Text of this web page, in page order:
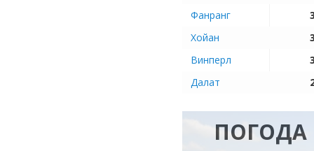
Фанранг
Хойан
Винперл
Далат
ПОГОДА